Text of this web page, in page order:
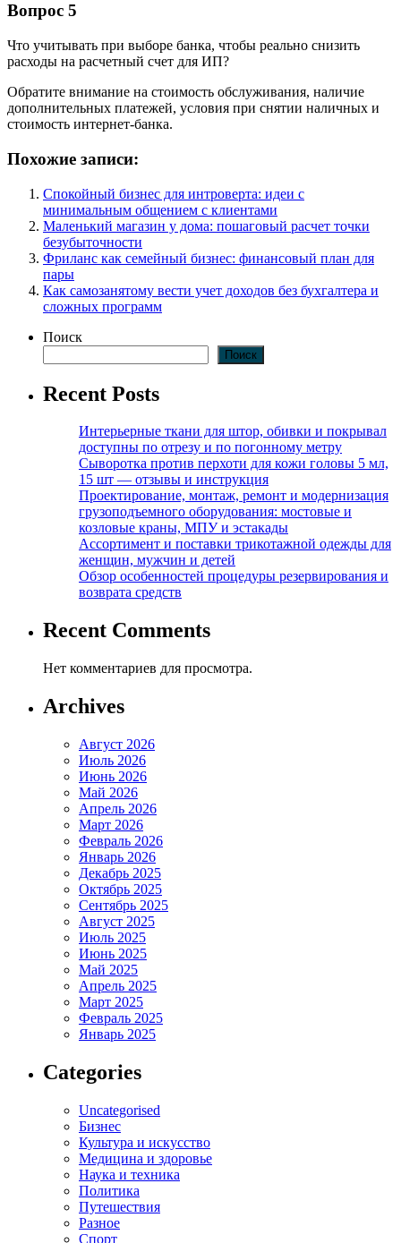
Вопрос 5
Что учитывать при выборе банка, чтобы реально снизить
расходы на расчетный счет для ИП?
Обратите внимание на стоимость обслуживания, наличие
дополнительных платежей, условия при снятии наличных и
стоимость интернет-банка.
Похожие записи:
Спокойный бизнес для интроверта: идеи с
минимальным общением с клиентами
Маленький магазин у дома: пошаговый расчет точки
безубыточности
Фриланс как семейный бизнес: финансовый план для
пары
Как самозанятому вести учет доходов без бухгалтера и
сложных программ
Поиск
Поиск
Recent Posts
Интерьерные ткани для штор, обивки и покрывал
доступны по отрезу и по погонному метру
Сыворотка против перхоти для кожи головы 5 мл,
15 шт — отзывы и инструкция
Проектирование, монтаж, ремонт и модернизация
грузоподъемного оборудования: мостовые и
козловые краны, МПУ и эстакады
Ассортимент и поставки трикотажной одежды для
женщин, мужчин и детей
Обзор особенностей процедуры резервирования и
возврата средств
Recent Comments
Нет комментариев для просмотра.
Archives
Август 2026
Июль 2026
Июнь 2026
Май 2026
Апрель 2026
Март 2026
Февраль 2026
Январь 2026
Декабрь 2025
Октябрь 2025
Сентябрь 2025
Август 2025
Июль 2025
Июнь 2025
Май 2025
Апрель 2025
Март 2025
Февраль 2025
Январь 2025
Categories
Uncategorised
Бизнес
Культура и искусство
Медицина и здоровье
Наука и техника
Политика
Путешествия
Разное
Спорт